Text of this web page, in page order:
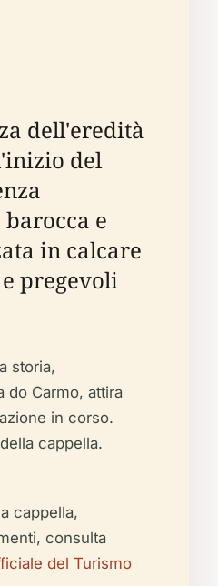
dell'eredità
del
e
in calcare
pregevoli
storia,
do Carmo, attira
in corso.
cappella.
cappella,
consulta
del Turismo